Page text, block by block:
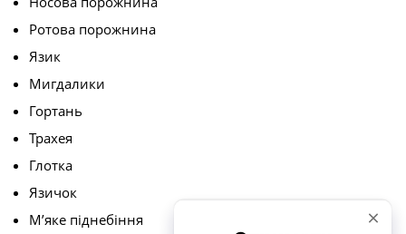
Ротова порожнина
Язик
Мигдалики
Гортань
Трахея
Глотка
Язичок
М’яке піднебіння